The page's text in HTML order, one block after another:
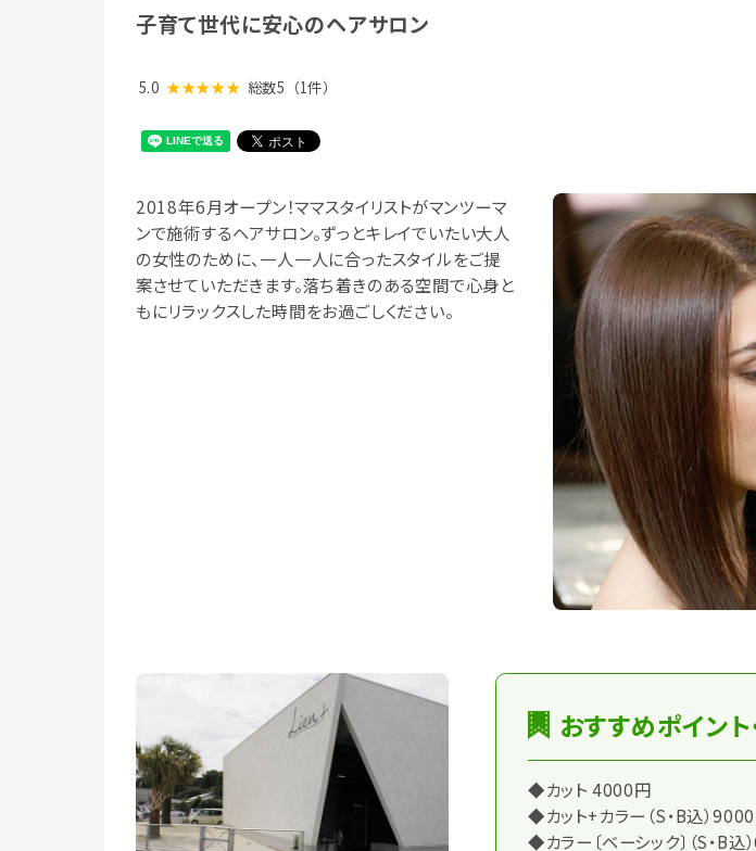
子育て世代に安心のヘアサロン
5.0 ★★★★★ 総数5 （1件）
2018年6月オープン！ママスタイリストがマンツーマ
ンで施術するヘアサロン。ずっとキレイでいたい大人
の女性のために、一人一人に合ったスタイルをご提
案させていただきます。落ち着きのある空間で心身と
もにリラックスした時間をお過ごしください。
おすすめポイント
◆カット 4000円
◆カット+カラー（S・B込）
◆カラー〔ベーシック〕（S・B